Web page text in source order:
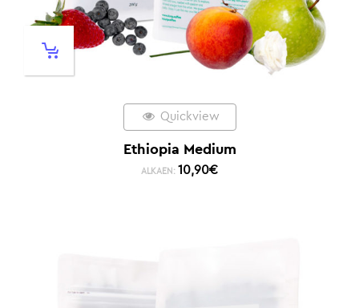
Quickview
Ethiopia Medium
ALKAEN: 10,90€